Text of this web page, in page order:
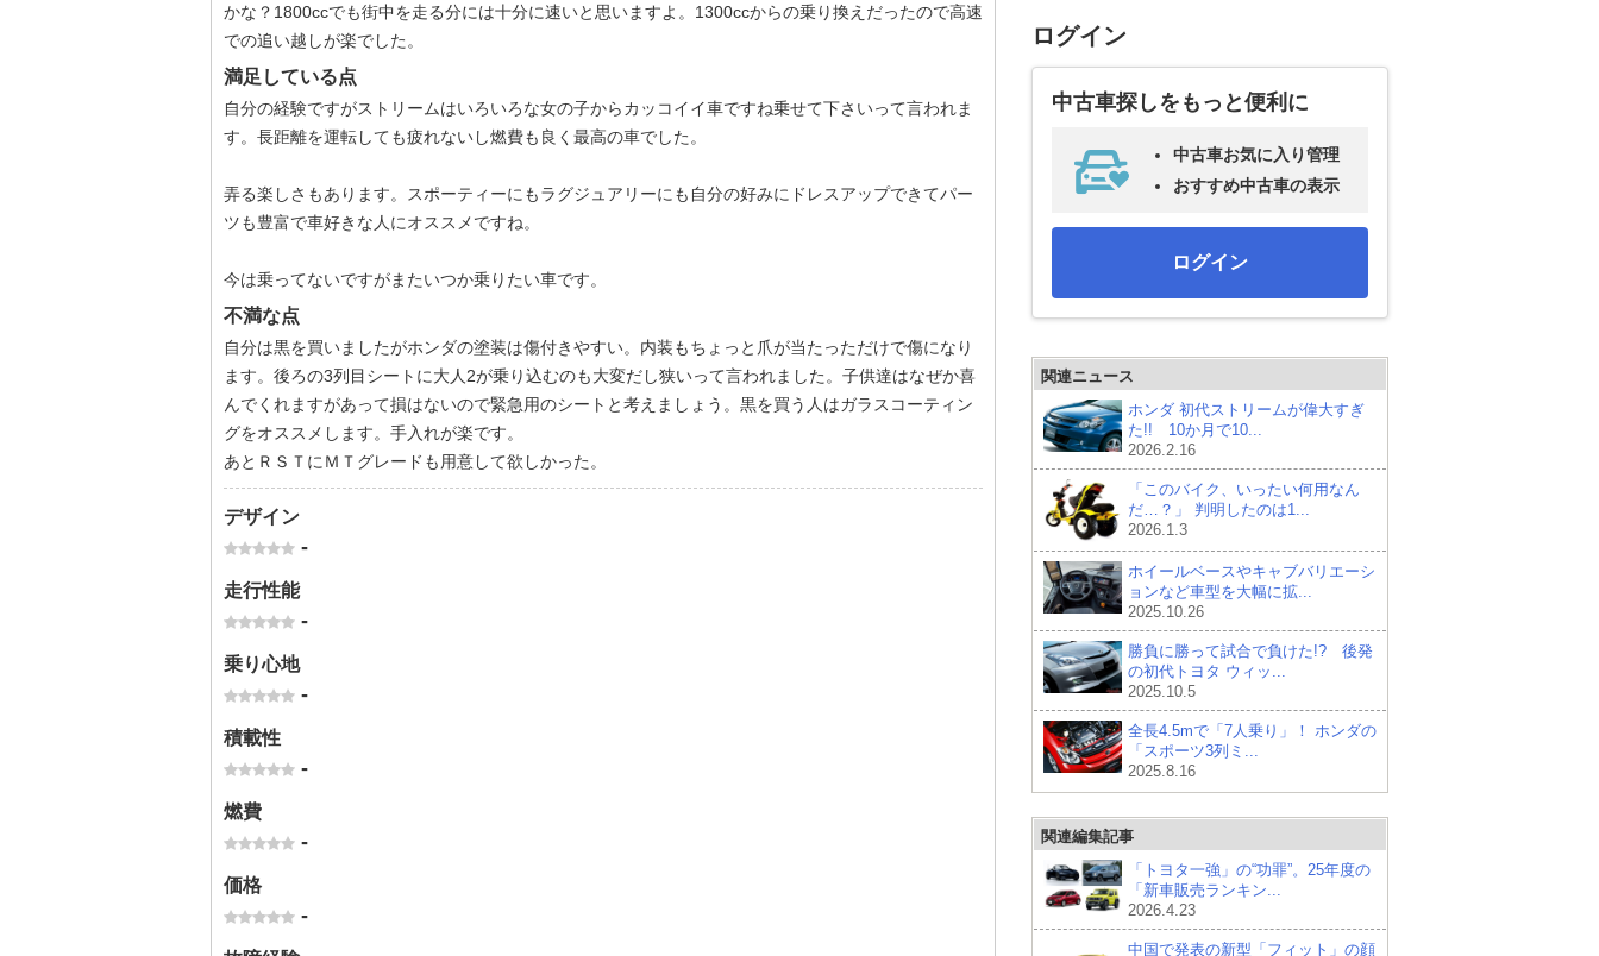
かな？1800ccでも街中を走る分には十分に速いと思いますよ。1300ccからの乗り換えだったので高速
での追い越しが楽でした。
満足している点
自分の経験ですがストリームはいろいろな女の子からカッコイイ車ですね乗せて下さいって言われま
す。長距離を運転しても疲れないし燃費も良く最高の車でした。
弄る楽しさもあります。スポーティーにもラグジュアリーにも自分の好みにドレスアップできてパー
ツも豊富で車好きな人にオススメですね。
今は乗ってないですがまたいつか乗りたい車です。
不満な点
自分は黒を買いましたがホンダの塗装は傷付きやすい。内装もちょっと爪が当たっただけで傷になり
ます。後ろの3列目シートに大人2が乗り込むのも大変だし狭いって言われました。子供達はなぜか喜
んでくれますがあって損はないので緊急用のシートと考えましょう。黒を買う人はガラスコーティン
グをオススメします。手入れが楽です。
あとＲＳＴにＭＴグレードも用意して欲しかった。
デザイン
-
走行性能
-
乗り心地
-
積載性
-
燃費
-
価格
-
ログイン
中古車探しをもっと便利に
中古車お気に入り管理
おすすめ中古車の表示
ログイン
関連ニュース
ホンダ 初代ストリームが偉大すぎ
た!! 10か月で10...
2026.2.16
「このバイク、いったい何用なん
だ…？」 判明したのは1...
2026.1.3
ホイールベースやキャブバリエーシ
ョンなど車型を大幅に拡...
2025.10.26
勝負に勝って試合で負けた!? 後発
の初代トヨタ ウィッ...
2025.10.5
全長4.5mで「7人乗り」！ ホンダの
「スポーツ3列ミ...
2025.8.16
関連編集記事
「トヨタ一強」の“功罪”。25年度の
「新車販売ランキン...
2026.4.23
中国で発表の新型「フィット」の顔